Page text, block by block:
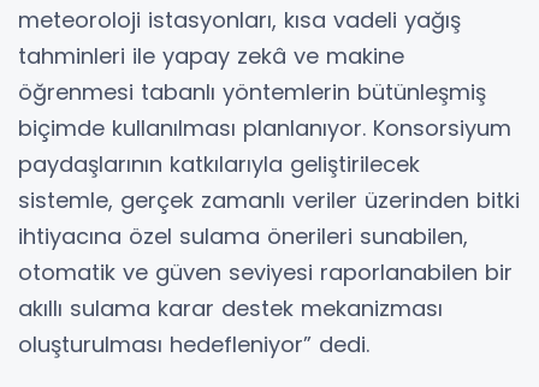
meteoroloji istasyonları, kısa vadeli yağış
tahminleri ile yapay zekâ ve makine
öğrenmesi tabanlı yöntemlerin bütünleşmiş
biçimde kullanılması planlanıyor. Konsorsiyum
paydaşlarının katkılarıyla geliştirilecek
sistemle, gerçek zamanlı veriler üzerinden bitki
ihtiyacına özel sulama önerileri sunabilen,
otomatik ve güven seviyesi raporlanabilen bir
akıllı sulama karar destek mekanizması
oluşturulması hedefleniyor” dedi.